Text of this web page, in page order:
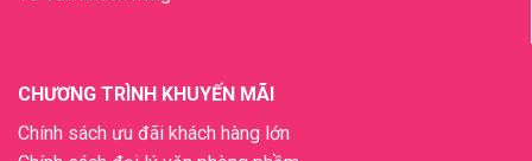
CHƯƠNG TRÌNH KHUYẾN MÃI
Chính sách ưu đãi khách hàng lớn